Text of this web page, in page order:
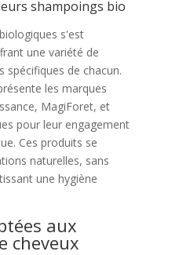
shampoings bio
s'est
une variété de
spécifiques de chacun.
les marques
MagiForet, et
pour leur engagement
Ces produits se
naturelles, sans
une hygiène
aux
cheveux